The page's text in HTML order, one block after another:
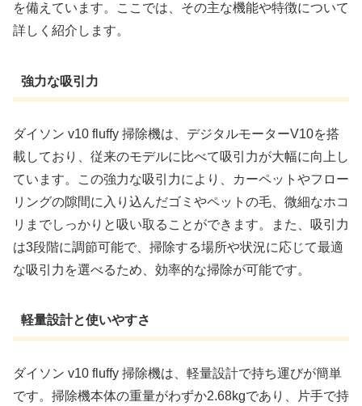
を備えています。ここでは、その主な機能や特徴について
詳しく紹介します。
強力な吸引力
ダイソン v10 fluffy 掃除機は、デジタルモーターV10を搭
載しており、従来のモデルに比べて吸引力が大幅に向上し
ています。この強力な吸引力により、カーペットやフロー
リングの隙間に入り込んだゴミやペットの毛、微細なホコ
リまでしっかりと吸い取ることができます。また、吸引力
は3段階に調節可能で、掃除する場所や状況に応じて最適
な吸引力を選べるため、効率的な掃除が可能です。
軽量設計と使いやすさ
ダイソン v10 fluffy 掃除機は、軽量設計で持ち運びが簡単
です。掃除機本体の重量がわずか2.68kgであり、片手で持